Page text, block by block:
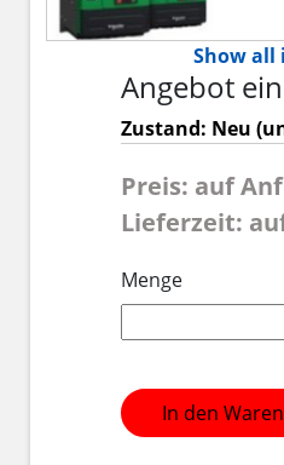
Show all
Angebot
Zustand: Neu
Preis: auf
Lieferzeit:
Menge
In den